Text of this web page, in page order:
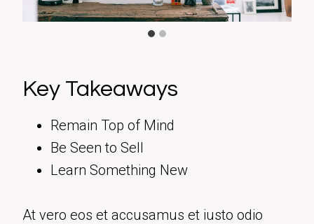
Key Takeaways
Remain Top of Mind
Be Seen to Sell
Learn Something New
At vero eos et accusamus et iusto odio